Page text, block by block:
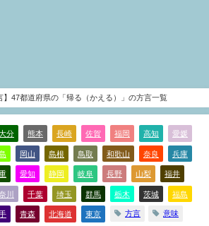
】47都道府県の「帰る（かえる）」の方言一覧
分 熊本 長崎 佐賀 福岡 高知 愛媛
岡山 島根 鳥取 和歌山 奈良 兵庫
愛知 静岡 岐阜 長野 山梨 福井
川 千葉 埼玉 群馬 栃木 茨城 福島
青森 北海道 東京 方言 意味